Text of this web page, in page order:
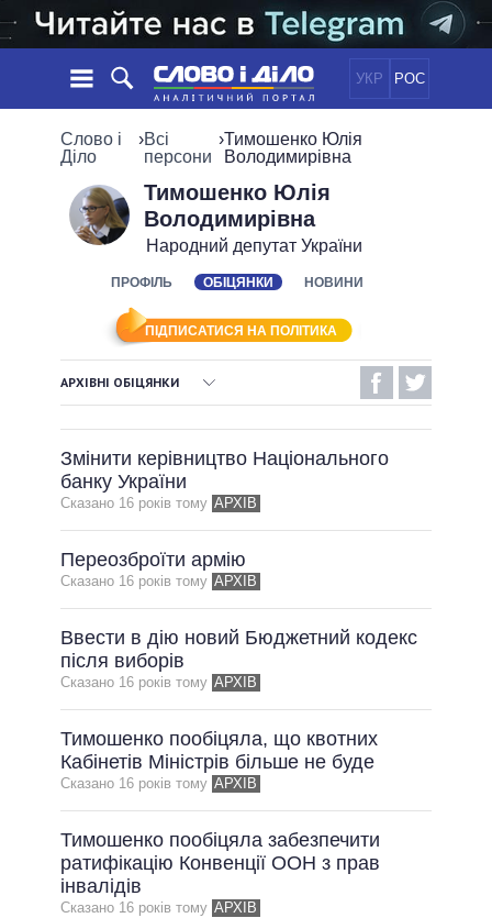
УКР РОС
НОВИНИ
СТРІЧКА
ПОДІЇ
ДУМКИ
ОГЛЯДИ
ДАЙДЖЕСТИ
ПОЛІТИКА
ЕКОНОМІКА
СУСПІЛЬСТВО
СВІТ
ОБIЦЯНКИ
ПОЛIТИКИ
УСІ ПОЛІТИКИ
ПРЕЗИДЕНТ І ОФІС
ВЕРХОВНА РАДА
КАБІНЕТ МІНІСТРІВ
ВСІ ПЕРСОНИ
ІНФОГРАФІКА
ВІДЕО
ПІДТРИМАТИ
ПОРІВНЯННЯ ПОЛІТИКІВ
Слово і
Діло
›Всі
персони
›Тимошенко Юлія
Володимирівна
Тимошенко Юлія
Володимирівна
Народний депутат України
ПРОФІЛЬ ОБІЦЯНКИ НОВИНИ
ПІДПИСАТИСЯ НА ПОЛІТИКА
АРХІВНІ ОБІЦЯНКИ
НЕВИКОНАНІ ОБІЦЯНКИ
ОБІЦЯНКИ У ПРОЦЕСІ
ВСІ ОБІЦЯНКИ
АРХІВНІ ОБІЦЯНКИ
Змінити керівництво Національного
банку України
Сказано 16 рокiв тому АРХІВ
Переозброїти армію
Сказано 16 рокiв тому АРХІВ
Ввести в дію новий Бюджетний кодекс
після виборів
Сказано 16 рокiв тому АРХІВ
Тимошенко пообіцяла, що квотних
Кабінетів Міністрів більше не буде
Сказано 16 рокiв тому АРХІВ
Тимошенко пообіцяла забезпечити
ратифікацію Конвенції ООН з прав
інвалідів
Сказано 16 рокiв тому АРХІВ